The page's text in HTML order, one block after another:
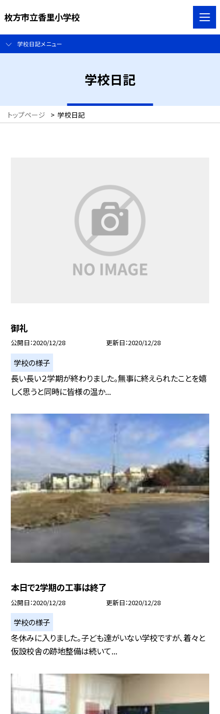
枚方市立香里小学校
学校日記メニュー
学校日記
トップページ > 学校日記
御礼
公開日 2020/12/28 更新日 2020/12/28
学校の様子
長い長い２学期が終わりました。無事に終えられたことを嬉
しく思うと同時に皆様の温か...
本日で2学期の工事は終了
公開日 2020/12/28 更新日 2020/12/28
学校の様子
冬休みに入りました。子ども達がいない学校ですが、着々と
仮設校舎の跡地整備は続いて...